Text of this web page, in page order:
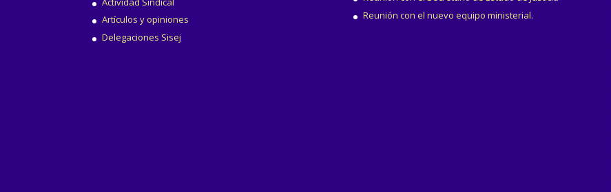
Artículos y opiniones
Delegaciones Sisej
Reunión con el nuevo equipo ministerial.